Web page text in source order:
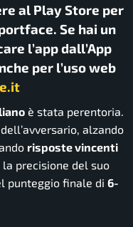
al Play Store per
Se hai un
l’app dall’App
per l’uso web
è stata perentoria.
alzando
risposte vincenti
precisione del suo
punteggio finale di 6-